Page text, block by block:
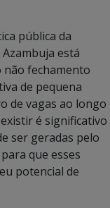
pública da
está
não fechamento
de pequena
de vagas ao longo
é significativo
ser geradas pelo
que esses
potencial de